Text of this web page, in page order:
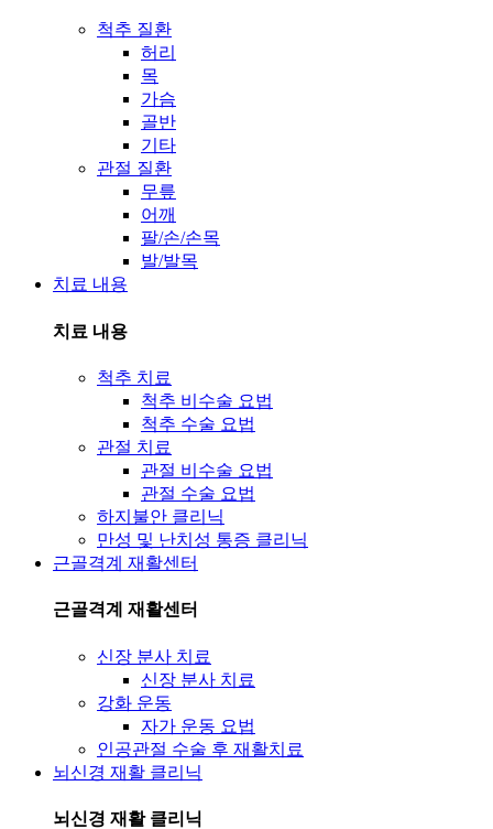
척추 질환
허리
목
가슴
골반
기타
관절 질환
무릎
어깨
팔/손/손목
발/발목
치료 내용
치료 내용
척추 치료
척추 비수술 요법
척추 수술 요법
관절 치료
관절 비수술 요법
관절 수술 요법
하지불안 클리닉
만성 및 난치성 통증 클리닉
근골격계 재활센터
근골격계 재활센터
신장 분사 치료
신장 분사 치료
강화 운동
자가 운동 요법
인공관절 수술 후 재활치료
뇌신경 재활 클리닉
뇌신경 재활 클리닉